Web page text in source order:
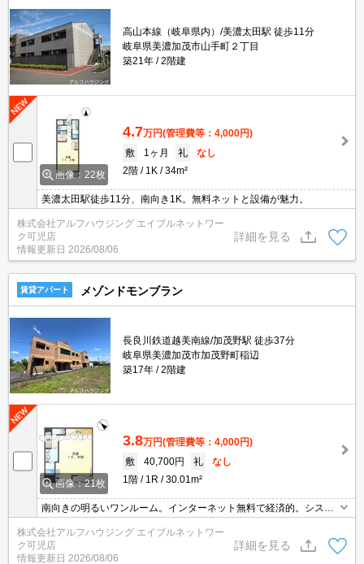
高山本線（岐阜県内）/美濃太田駅 徒歩11分
岐阜県美濃加茂市山手町２丁目
築21年
2階建
画像：22枚
4.7万円(管理費等：4,000円)
敷
1ヶ月 礼
なし
2階
1K 34m²
美濃太田駅徒歩11分、南向き1K。無料ネットと設備が魅力。
株式会社アルフハウジング エイブルネットワー
ク可児店
情報更新日 2026/08/06
詳細を見る
賃貸アパート メゾンドモンブラン
長良川鉄道越美南線/加茂野駅 徒歩37分
岐阜県美濃加茂市加茂野町稲辺
築17年
2階建
画像：21枚
3.8万円(管理費等：4,000円)
敷
40,700円 礼
なし
1階
1R 30.01m²
南向きの明るいワンルーム。インターネット無料で経済的。システ
ムキッチンや浴室乾燥機など設備も揃っています。
株式会社アルフハウジング エイブルネットワー
ク可児店
情報更新日 2026/08/06
詳細を見る